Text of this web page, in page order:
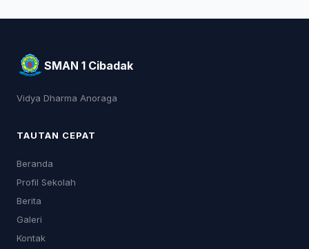
SMAN 1 Cibadak
Vidya Dharma Anoraga
TAUTAN CEPAT
Beranda
Profil Sekolah
Berita
Galeri
Kontak